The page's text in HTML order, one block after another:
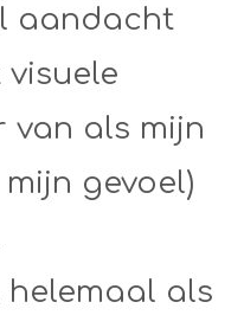
aandacht
van als mijn
gevoel)
als